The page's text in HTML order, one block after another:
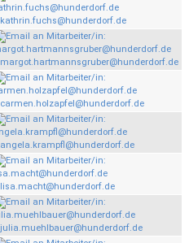
kathrin.fuchs@hunderdorf.de
margot.hartmannsgruber@hunderdorf.de
carmen.holzapfel@hunderdorf.de
angela.krampfl@hunderdorf.de
lisa.macht@hunderdorf.de
julia.muehlbauer@hunderdorf.de